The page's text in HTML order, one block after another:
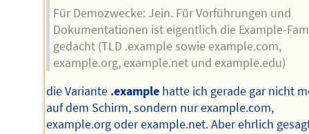
Für Demozwecke: Jein. Für Vorführungen und
Dokumentationen ist eigentlich die Example-
gedacht (TLD .example sowie example.com,
example.org, example.net und example.edu)
die Variante .example hatte ich gerade gar nicht
auf dem Schirm, sondern nur example.com,
example.org oder example.net. Aber ehrlich